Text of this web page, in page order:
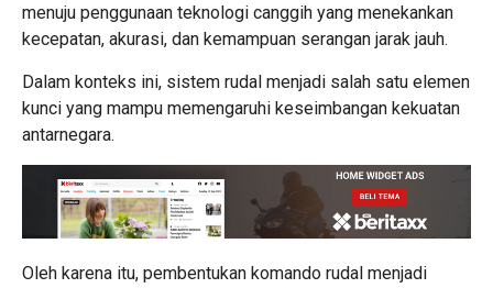
menuju penggunaan teknologi canggih yang menekankan
kecepatan, akurasi, dan kemampuan serangan jarak jauh.
Dalam konteks ini, sistem rudal menjadi salah satu elemen
kunci yang mampu memengaruhi keseimbangan kekuatan
antarnegara.
Oleh karena itu, pembentukan komando rudal menjadi